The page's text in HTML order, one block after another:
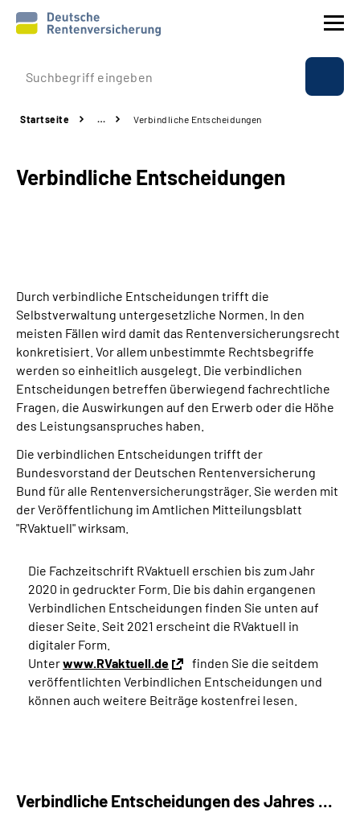
Prävention
Rente
Über uns & Presse
Online-Services
Suche
Inhalte in Gebärdensprache (DGS)
Leichte Sprache
Mein Kundenportal
Startseite … Verbindliche Entscheidungen
Verbindliche Entscheidungen
Durch verbindliche Entscheidungen trifft die
Selbstverwaltung untergesetzliche Normen. In den
meisten Fällen wird damit das Rentenversicherungsrecht
konkretisiert. Vor allem unbestimmte Rechtsbegriffe
werden so einheitlich ausgelegt. Die verbindlichen
Entscheidungen betreffen überwiegend fachrechtliche
Fragen, die Auswirkungen auf den Erwerb oder die Höhe
des Leistungsanspruches haben.
Die verbindlichen Entscheidungen trifft der
Bundesvorstand der Deutschen Rentenversicherung
Bund für alle Rentenversicherungsträger. Sie werden mit
der Veröffentlichung im Amtlichen Mitteilungsblatt
"RVaktuell" wirksam.
Die Fachzeitschrift RVaktuell erschien bis zum Jahr
2020 in gedruckter Form. Die bis dahin ergangenen
Verbindlichen Entscheidungen finden Sie unten auf
dieser Seite. Seit 2021 erscheint die RVaktuell in
digitaler Form.
Unterwww.RVaktuell.de
finden Sie die seitdem
veröffentlichten Verbindlichen Entscheidungen und
können auch weitere Beiträge kostenfrei lesen.
Verbindliche Entscheidungen des Jahres ...